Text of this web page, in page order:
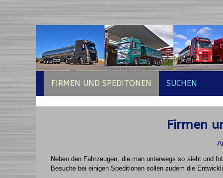
FIRMEN UND SPEDITONEN SUCHEN
Firmen
Neben den Fahrzeugen, die man unterwegs so sieht und
Besuche bei einigen Speditionen sollen zudem die